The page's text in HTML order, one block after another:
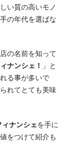
い質の高いモノ
の年代を選ばな
の名前を知って
ナンシェ！
」と
る事が多いで
れてとても美味
ナンシェを手に
をつけて紹介も